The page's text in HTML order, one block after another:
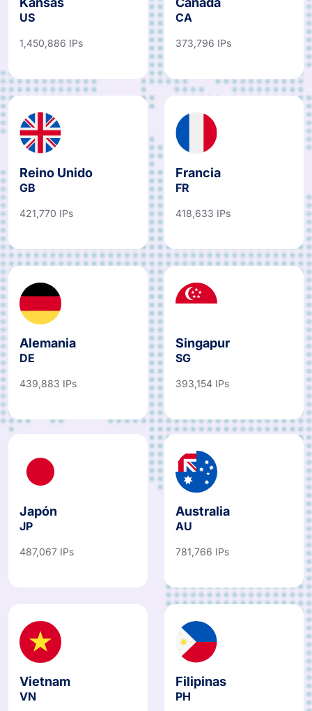
US
1,450,886 IPs
CA
373,796 IPs
Reino Unido
GB
421,770 IPs
Francia
FR
418,633 IPs
Alemania
DE
439,883 IPs
Singapur
SG
393,154 IPs
Japón
JP
487,067 IPs
Australia
AU
781,766 IPs
Vietnam
VN
Filipinas
PH